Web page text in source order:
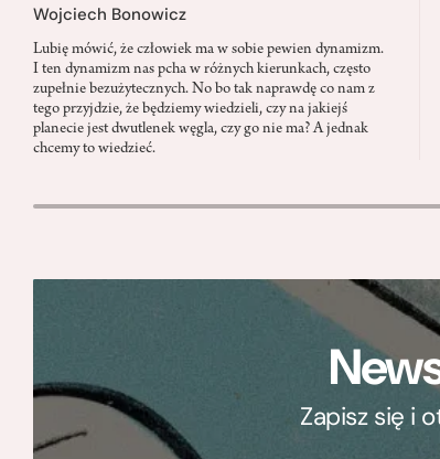
Wojciech Bonowicz
Lubię mówić, że człowiek ma w sobie pewien dynamizm.
I ten dynamizm nas pcha w różnych kierunkach, często
zupełnie bezużytecznych. No bo tak naprawdę co nam z
tego przyjdzie, że będziemy wiedzieli, czy na jakiejś
planecie jest dwutlenek węgla, czy go nie ma? A jednak
chcemy to wiedzieć.
Zapisz się i